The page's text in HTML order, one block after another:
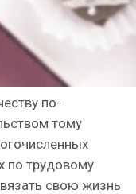
по-
тому
по трудовому
свою жизнь